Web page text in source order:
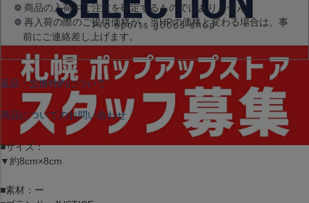
商品の入荷やご注文を確定するものではありません。
再入荷の際のご提供価格が、当HPの価格と変わる場合は、事
前にご連絡差し上げます。
返品・交換特約について
商品についてのお問い合わせ
■サイズ：
▼約8cm×8cm
■素材：ー